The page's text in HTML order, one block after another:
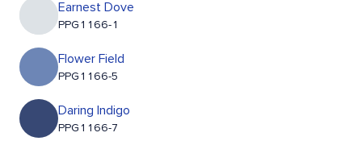
Earnest Dove
PPG1166-1
Flower Field
PPG1166-5
Daring Indigo
PPG1166-7